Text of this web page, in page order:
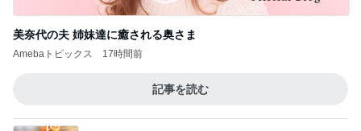
美奈代の夫 姉妹達に癒される奥さま
Amebaトピックス 17時間前
記事を読む